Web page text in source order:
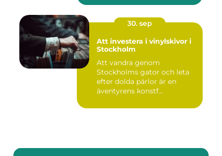
30. sep
Att investera i vinylskivor i
Stockholm
Att vandra genom
Stockholms gator och leta
efter dolda pärlor är en
äventyrens konstf...